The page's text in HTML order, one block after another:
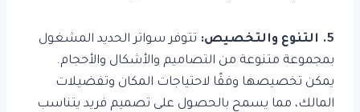
5. التنوع والتخصيص:
تتوفر سواتر الحديد المشغول
بمجموعة متنوعة من التصاميم والأشكال والأحجام.
يمكن تخصيصها وفقًا لاحتياجات المكان وتفضيلات
المالك، مما يسمح بالحصول على تصميم فريد يتناسب